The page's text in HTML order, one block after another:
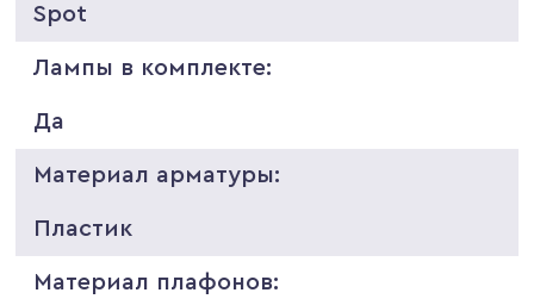
Spot
Лампы в комплекте:
Да
Материал арматуры:
Пластик
Материал плафонов: